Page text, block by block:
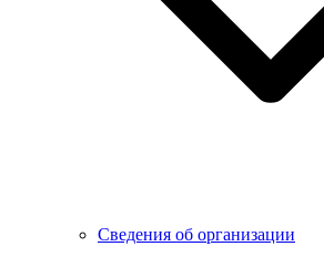
Сведения об организации